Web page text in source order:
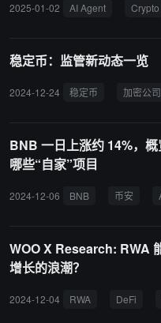
2025-01-02 AI Agent Crypto
稳定币：监管新动态一览
2024-12-24 稳定币 加密公司
BNB 一日上涨约 14%，
哪些“自家”项目
2024-12-06 BNB 币安
WOO X Research: RWA
增长的浪潮？
2024-12-04 RWA DeFi